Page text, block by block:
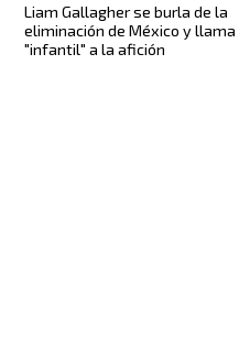
Liam Gallagher se burla de la
eliminación de México y llama
"infantil" a la afición